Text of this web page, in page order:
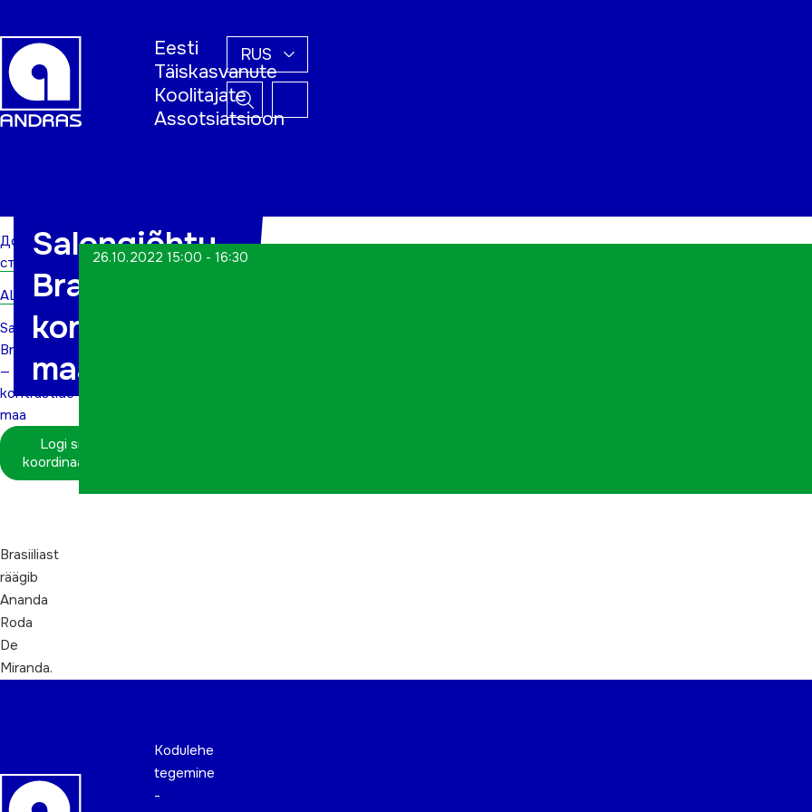
Eesti
Täiskasvanute
Koolitajate
Assotsiatsioon
RUS
Домашняя
страница
ALWs
Salongiõhtu-
Brasiilia
—
kontrastide
maa
Logi sisse
koordinaatorina
Salongiõhtu-
Brasiilia —
kontrastide
maa
26.10.2022 15:00 - 16:30
Brasiiliast
räägib
Ananda
Roda
De
Miranda.
Kodulehe
tegemine
-